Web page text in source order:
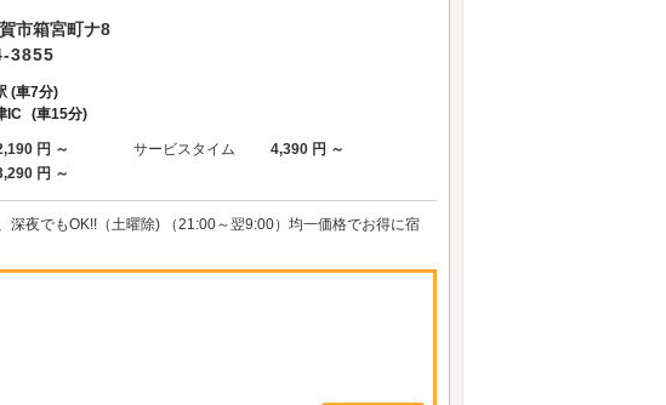
市箱宮町ナ8
3855
(車7分)
IC (車15分)
円 ～ サービスタイム
4,390 円 ～
円 ～
夜でもOK!!（土曜除) （21:00～翌9:00）均一価格でお得に宿